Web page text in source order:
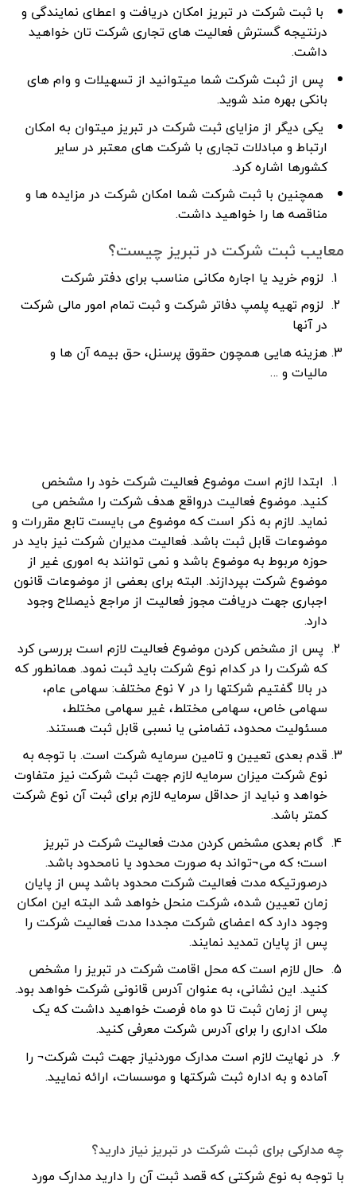
با ثبت شرکت در تبریز امکان دریافت و اعطای نمایندگی و
درنتیجه گسترش فعالیت های تجاری شرکت تان خواهید
داشت.
پس از ثبت شرکت شما میتوانید از تسهیلات و وام های
بانکی بهره مند شوید.
یکی دیگر از مزایای ثبت شرکت در تبریز میتوان به امکان
ارتباط و مبادلات تجاری با شرکت های معتبر در سایر
کشورها اشاره کرد.
همچنین با ثبت شرکت شما امکان شرکت در مزایده ها و
مناقصه ها را خواهید داشت.
معایب ثبت شرکت در تبریز چیست؟
لزوم خرید یا اجاره مکانی مناسب برای دفتر شرکت
لزوم تهیه پلمپ دفاتر شرکت و ثبت تمام امور مالی شرکت
در آنها
هزینه هایی همچون حقوق پرسنل، حق بیمه آن ها و
مالیات و …
ابتدا لازم است موضوع فعالیت شرکت خود را مشخص
کنید. موضوع فعالیت درواقع هدف شرکت را مشخص می
نماید. لازم به ذکر است که موضوع می بایست تابع مقررات و
موضوعات قابل ثبت باشد. فعالیت مدیران شرکت نیز باید در
حوزه مربوط به موضوع باشد و نمی توانند به اموری غیر از
موضوع شرکت بپردازند. البته برای بعضی از موضوعات قانون
اجباری جهت دریافت مجوز فعالیت از مراجع ذیصلاح وجود
دارد.
پس از مشخص کردن موضوع فعالیت لازم است بررسی کرد
که شرکت را در کدام نوع شرکت باید ثبت نمود. همانطور که
در بالا گفتیم شرکتها را در ۷ نوع مختلف: سهامی عام،
سهامی خاص، سهامی مختلط، غیر سهامی مختلط،
مسئولیت محدود، تضامنی یا نسبی قابل ثبت هستند.
قدم بعدی تعیین و تامین سرمایه شرکت است. با توجه به
نوع شرکت میزان سرمایه لازم جهت ثبت شرکت نیز متفاوت
خواهد و نباید از حداقل سرمایه لازم برای ثبت آن نوع شرکت
کمتر باشد.
گام بعدی مشخص کردن مدت فعالیت شرکت در تبریز
است؛ که می¬تواند به صورت محدود یا نامحدود باشد.
درصورتیکه مدت فعالیت شرکت محدود باشد پس از پایان
زمان تعیین شده، شرکت منحل خواهد شد البته این امکان
وجود دارد که اعضای شرکت مجددا مدت فعالیت شرکت را
پس از پایان تمدید نمایند.
حال لازم است که محل اقامت شرکت در تبریز را مشخص
کنید. این نشانی، به عنوان آدرس قانونی شرکت خواهد بود.
پس از زمان ثبت تا دو ماه فرصت خواهید داشت که یک
ملک اداری را برای آدرس شرکت معرفی کنید.
در نهایت لازم است مدارک موردنیاز جهت ثبت شرکت¬ را
آماده و به اداره ثبت شرکتها و موسسات، ارائه نمایید.
چه مدارکی برای ثبت شرکت در تبریز نیاز دارید؟
با توجه به نوع شرکتی که قصد ثبت آن را دارید مدارک مورد